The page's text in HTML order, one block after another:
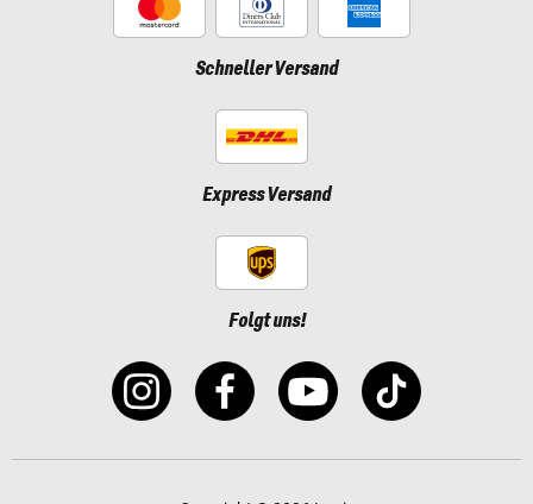
Schneller Versand
Express Versand
Folgt uns!